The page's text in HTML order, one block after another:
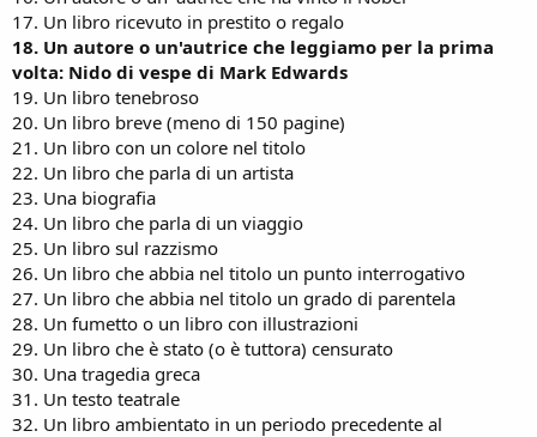
17. Un libro ricevuto in prestito o regalo
18. Un autore o un'autrice che leggiamo per la prima
volta: Nido di vespe di Mark Edwards
19. Un libro tenebroso
20. Un libro breve (meno di 150 pagine)
21. Un libro con un colore nel titolo
22. Un libro che parla di un artista
23. Una biografia
24. Un libro che parla di un viaggio
25. Un libro sul razzismo
26. Un libro che abbia nel titolo un punto interrogativo
27. Un libro che abbia nel titolo un grado di parentela
28. Un fumetto o un libro con illustrazioni
29. Un libro che è stato (o è tuttora) censurato
30. Una tragedia greca
31. Un testo teatrale
32. Un libro ambientato in un periodo precedente al